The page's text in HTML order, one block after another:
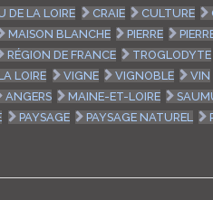
DE LA LOIRE CRAIE CULTURE
MAISON BLANCHE PIERRE
RÉGION DE FRANCE TROGLODYTE
LOIRE VIGNE VIGNOBLE VIN
ANGERS MAINE-ET-LOIRE
PAYSAGE PAYSAGE NATUREL